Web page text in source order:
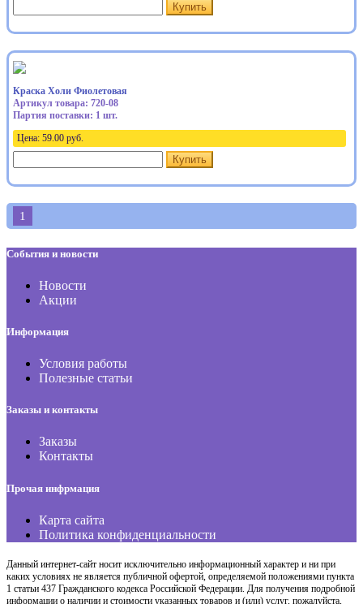
Купить
Краска Холи Фиолетовая
Артикул товара: 720-08
Партия поставки: 1 шт.
Цена: 59.00 руб.
Купить
1
События и новости
Новости
Акции
Информация
Условия работы
Полезные статьи
Заказы и контакты
Заказы
Контакты
Прочая инфрмация
Карта сайта
Политика конфиденциальности
Данный интернет-сайт носит исключительно информационный характер и ни при
каких условиях не является публичной офертой, определяемой положениями пункта
1 статьи 437 Гражданского кодекса Российской Федерации. Для получения подробной
информации о наличии и стоимости указанных товаров и (или) услуг, пожалуйста,